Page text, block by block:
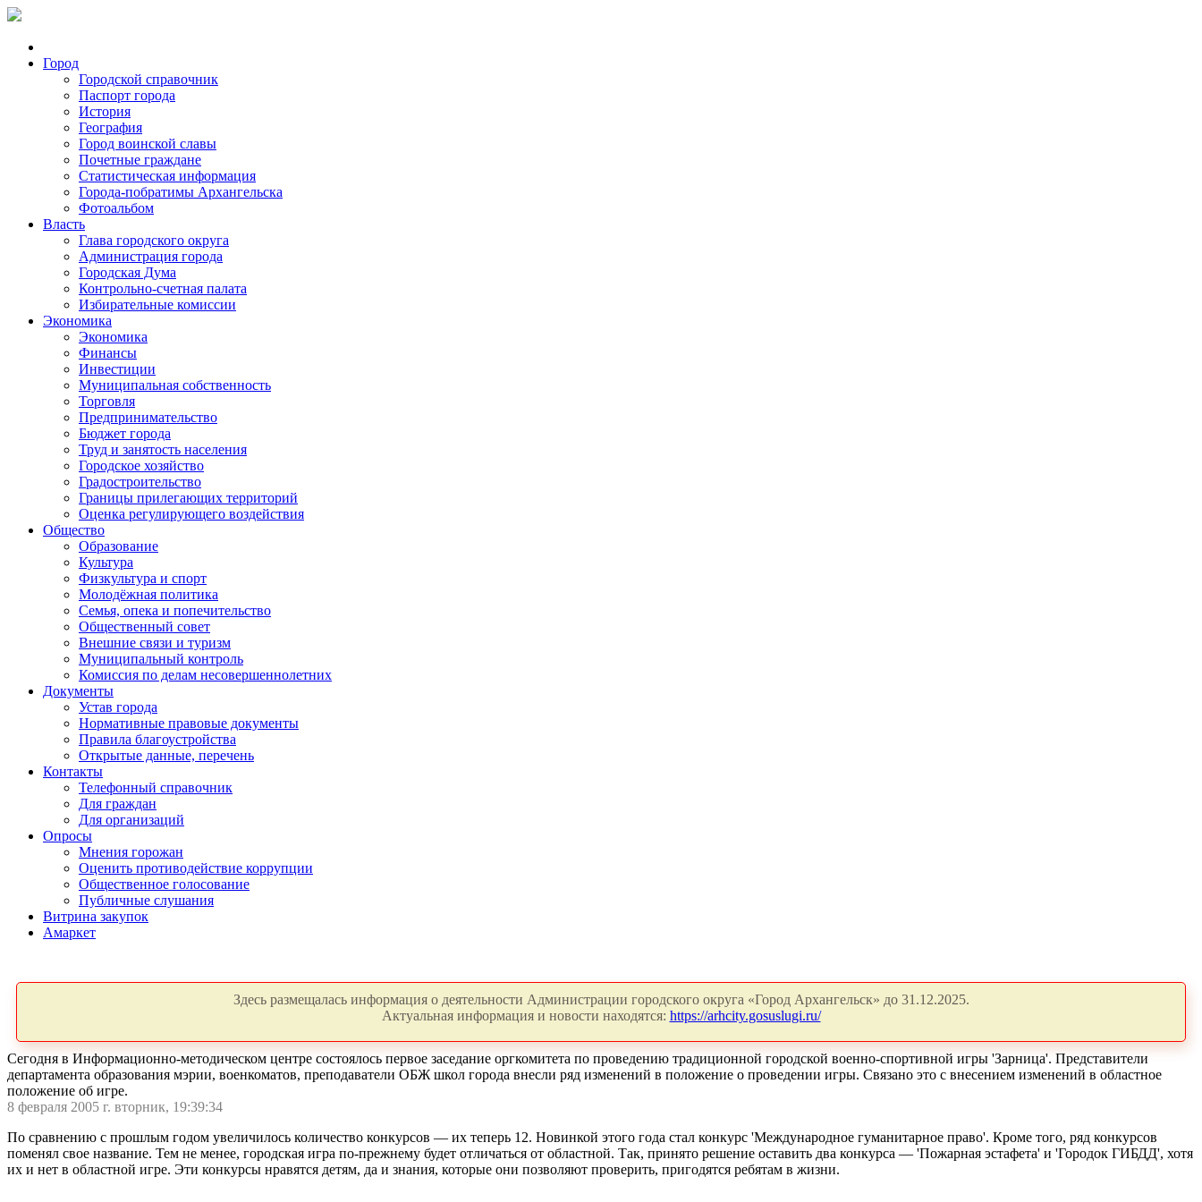
Город
Городской справочник
Паспорт города
История
География
Город воинской славы
Почетные граждане
Статистическая информация
Города-побратимы Архангельска
Фотоальбом
Власть
Глава городского округа
Администрация города
Городская Дума
Контрольно-счетная палата
Избирательные комиссии
Экономика
Экономика
Финансы
Инвестиции
Муниципальная собственность
Торговля
Предпринимательство
Бюджет города
Труд и занятость населения
Городское хозяйство
Градостроительство
Границы прилегающих территорий
Оценка регулирующего воздействия
Общество
Образование
Культура
Физкультура и спорт
Молодёжная политика
Семья, опека и попечительство
Общественный совет
Внешние связи и туризм
Муниципальный контроль
Комиссия по делам несовершеннолетних
Документы
Устав города
Нормативные правовые документы
Правила благоустройства
Открытые данные, перечень
Контакты
Телефонный справочник
Для граждан
Для организаций
Опросы
Мнения горожан
Оценить противодействие коррупции
Общественное голосование
Публичные слушания
Витрина закупок
Амаркет
Здесь размещалась информация о деятельности Администрации городского округа «Город Архангельск» до 31.12.2025.
Актуальная информация и новости находятся: https://arhcity.gosuslugi.ru/
Сегодня в Информационно-методическом центре состоялось первое заседание оргкомитета по проведению традиционной городской военно-спортивной игры 'Зарница'. Представители
департамента образования мэрии, военкоматов, преподаватели ОБЖ школ города внесли ряд изменений в положение о проведении игры. Связано это с внесением изменений в областное
положение об игре.
8 февраля 2005 г. вторник, 19:39:34
По сравнению с прошлым годом увеличилось количество конкурсов — их теперь 12. Новинкой этого года стал конкурс 'Международное гуманитарное право'. Кроме того, ряд конкурсов
поменял свое название. Тем не менее, городская игра по-прежнему будет отличаться от областной. Так, принято решение оставить два конкурса — 'Пожарная эстафета' и 'Городок ГИБДД', хотя
их и нет в областной игре. Эти конкурсы нравятся детям, да и знания, которые они позволяют проверить, пригодятся ребятам в жизни.